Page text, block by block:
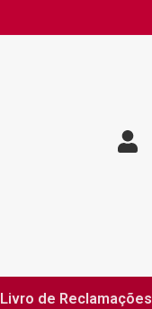
Livro de Reclamações